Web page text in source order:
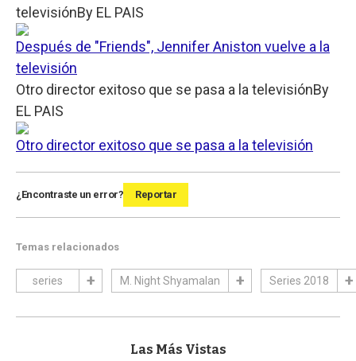
televisiónBy EL PAIS
Después de "Friends", Jennifer Aniston vuelve a la
televisión
Otro director exitoso que se pasa a la televisiónBy
EL PAIS
Otro director exitoso que se pasa a la televisión
¿Encontraste un error? Reportar
Temas relacionados
series M. Night Shyamalan Series 2018
Las Más Vistas